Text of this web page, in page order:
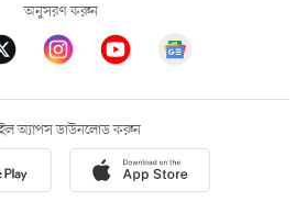
অনুসরণ করুন
অ্যাপস ডাউনলোড করুন